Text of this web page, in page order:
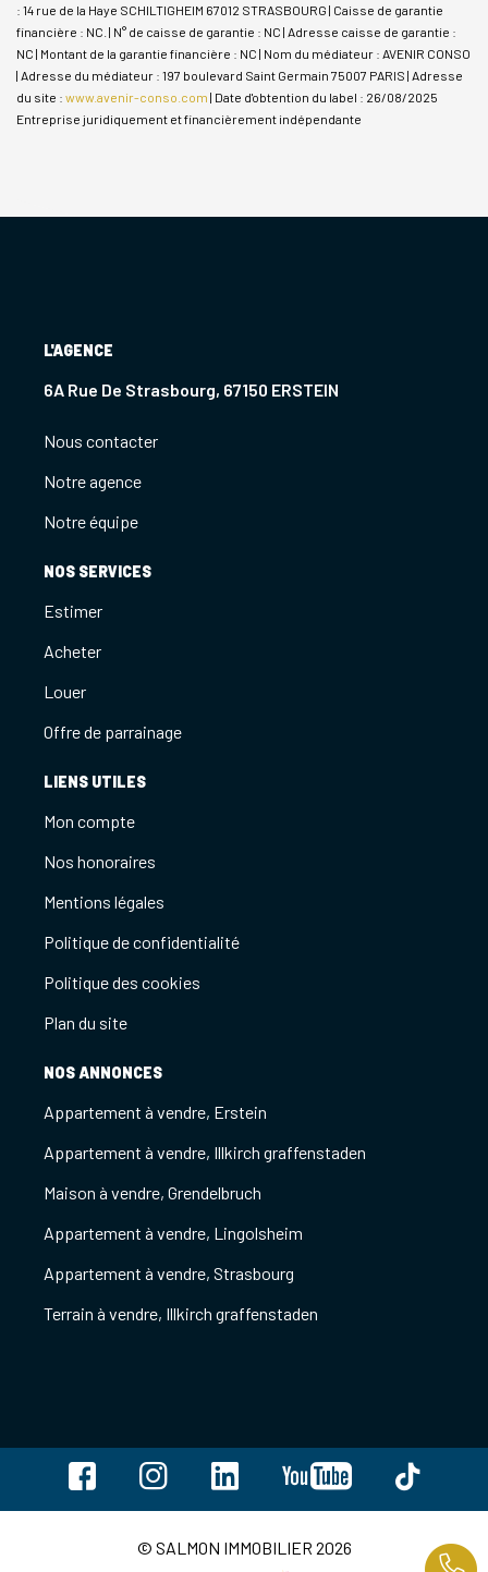
: 14 rue de la Haye SCHILTIGHEIM 67012 STRASBOURG | Caisse de garantie
financière : NC. | N° de caisse de garantie : NC | Adresse caisse de garantie :
NC | Montant de la garantie financière : NC | Nom du médiateur : AVENIR CONSO
| Adresse du médiateur : 197 boulevard Saint Germain 75007 PARIS | Adresse
du site : www.avenir-conso.com | Date d'obtention du label : 26/08/2025
Entreprise juridiquement et financièrement indépendante
L'AGENCE
6A Rue De Strasbourg, 67150 ERSTEIN
Nous contacter
Notre agence
Notre équipe
NOS SERVICES
Estimer
Acheter
Louer
Offre de parrainage
LIENS UTILES
Mon compte
Nos honoraires
Mentions légales
Politique de confidentialité
Politique des cookies
Plan du site
NOS ANNONCES
Appartement à vendre, Erstein
Appartement à vendre, Illkirch graffenstaden
Maison à vendre, Grendelbruch
Appartement à vendre, Lingolsheim
Appartement à vendre, Strasbourg
Terrain à vendre, Illkirch graffenstaden
© SALMON IMMOBILIER 2026